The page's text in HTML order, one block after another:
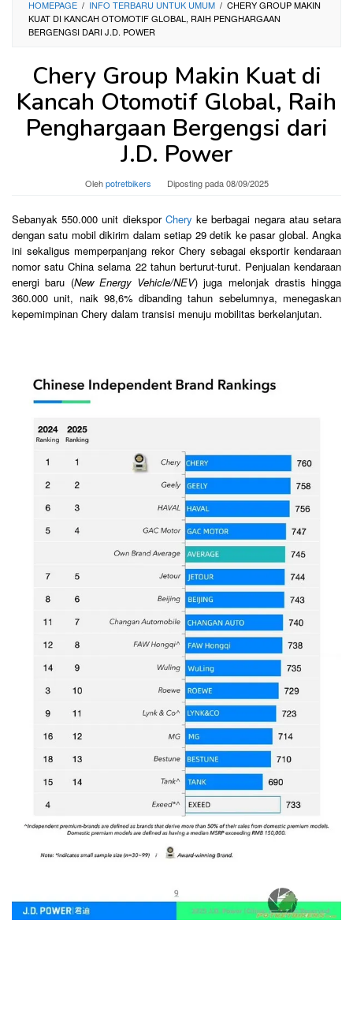
HOMEPAGE / INFO TERBARU UNTUK UMUM / CHERY GROUP MAKIN
KUAT DI KANCAH OTOMOTIF GLOBAL, RAIH PENGHARGAAN
BERGENGSI DARI J.D. POWER
Chery Group Makin Kuat di
Kancah Otomotif Global, Raih
Penghargaan Bergengsi dari
J.D. Power
Olehpotretbikers Diposting pada08/09/2025
Sebanyak 550.000 unit diekspor Chery ke berbagai negara atau setara
dengan satu mobil dikirim dalam setiap 29 detik ke pasar global. Angka
ini sekaligus memperpanjang rekor Chery sebagai eksportir kendaraan
nomor satu China selama 22 tahun berturut-turut. Penjualan kendaraan
energi baru (New Energy Vehicle/NEV) juga melonjak drastis hingga
360.000 unit, naik 98,6% dibanding tahun sebelumnya, menegaskan
kepemimpinan Chery dalam transisi menuju mobilitas berkelanjutan.